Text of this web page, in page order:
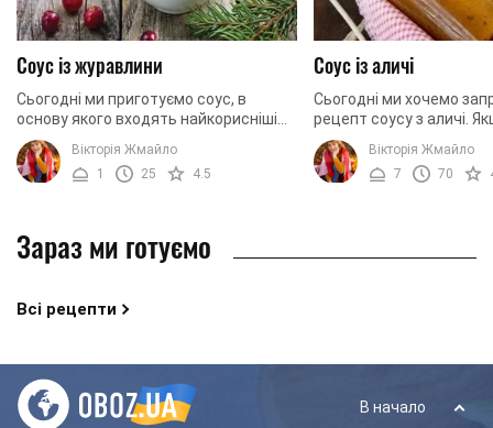
Соус із журавлини
Сьогодні ми приготуємо соус, в
основу якого входять найкорисніші
ягоди в світі. Вони насичені великою
кількістю вітамінів, мінералів та ...
Вікторія Жмайло
1
25 4.5
Соус із аличі
Сьогодні ми хочемо
рецепт соусу з аличі.
дотримаєтеся усіх
виконуватимете наші
результаті ...
Вікторія Жмайло
7
70
Зараз ми готуємо
Всі рецепти
В начало